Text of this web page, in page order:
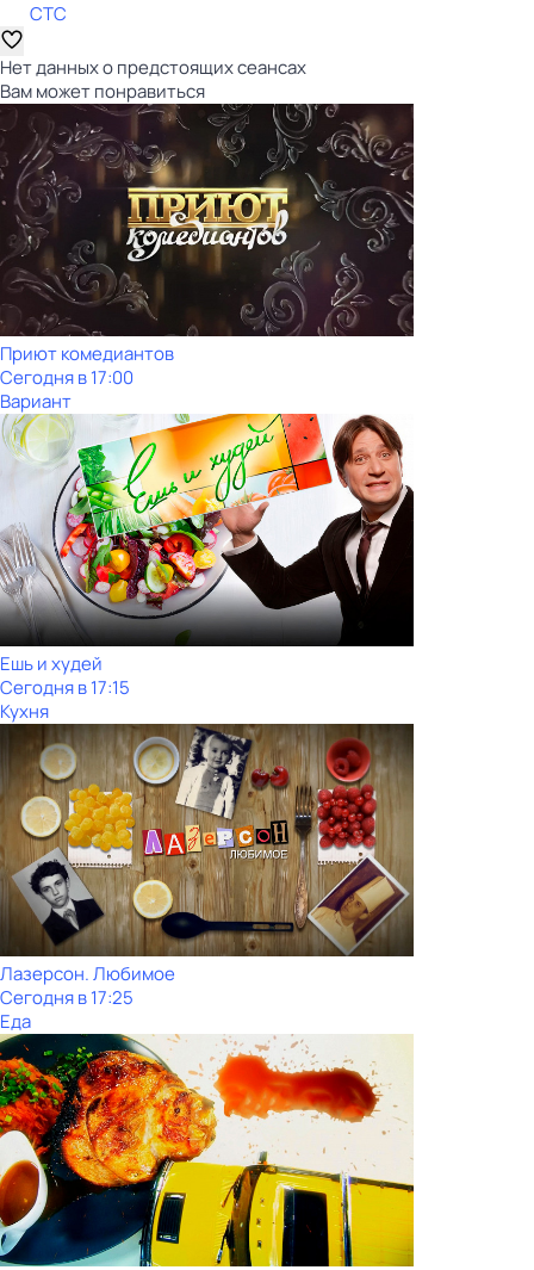
СТС
Нет данных о предстоящих сеансах
Вам может понравиться
Приют комедиантов
Сегодня в 17:00
Вариант
Ешь и худей
Сегодня в 17:15
Кухня
Лазерсон. Любимое
Сегодня в 17:25
Еда